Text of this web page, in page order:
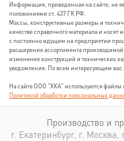
Информация, приведенная на сайте, не
положениями ст. 437 ГК РФ.
Массы, конструктивные размеры и
качестве справочного материала и
с постоянно идущим на предприятии
расширения ассортимента
изменение конструкций и технических
уведомления. По всем интересующим вас
На сайте ООО "ХКА" используются файлы
Политикой обработки персональных
Производство и
г. Екатеринбург, г. Москва,